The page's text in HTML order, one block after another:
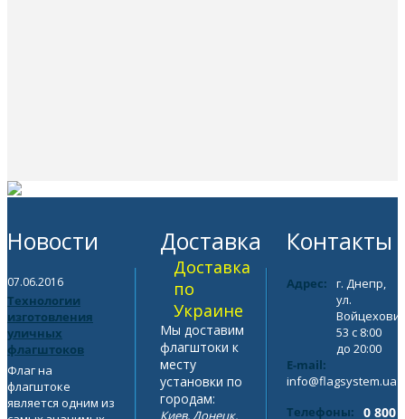
Новости
07.06.2016
Технологии
изготовления
уличных
флагштоков
Флаг на
флагштоке
является одним из
Доставка
Доставка
по
Украине
Мы доставим
флагштоки к
месту
установки по
городам:
Киев, Донецк,
Контакты
Адрес:
г. Днепр,
ул.
53 с 8:00
до 20:00
E-mail:
info@flagsystem.ua
Телефоны:
0 800